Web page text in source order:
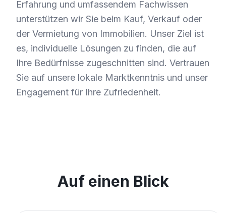
Erfahrung und umfassendem Fachwissen
unterstützen wir Sie beim Kauf, Verkauf oder
der Vermietung von Immobilien. Unser Ziel ist
es, individuelle Lösungen zu finden, die auf
Ihre Bedürfnisse zugeschnitten sind. Vertrauen
Sie auf unsere lokale Marktkenntnis und unser
Engagement für Ihre Zufriedenheit.
Auf einen Blick